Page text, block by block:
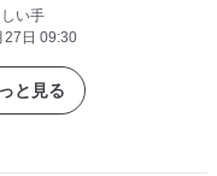
開所
い手
27日 09:30
と見る